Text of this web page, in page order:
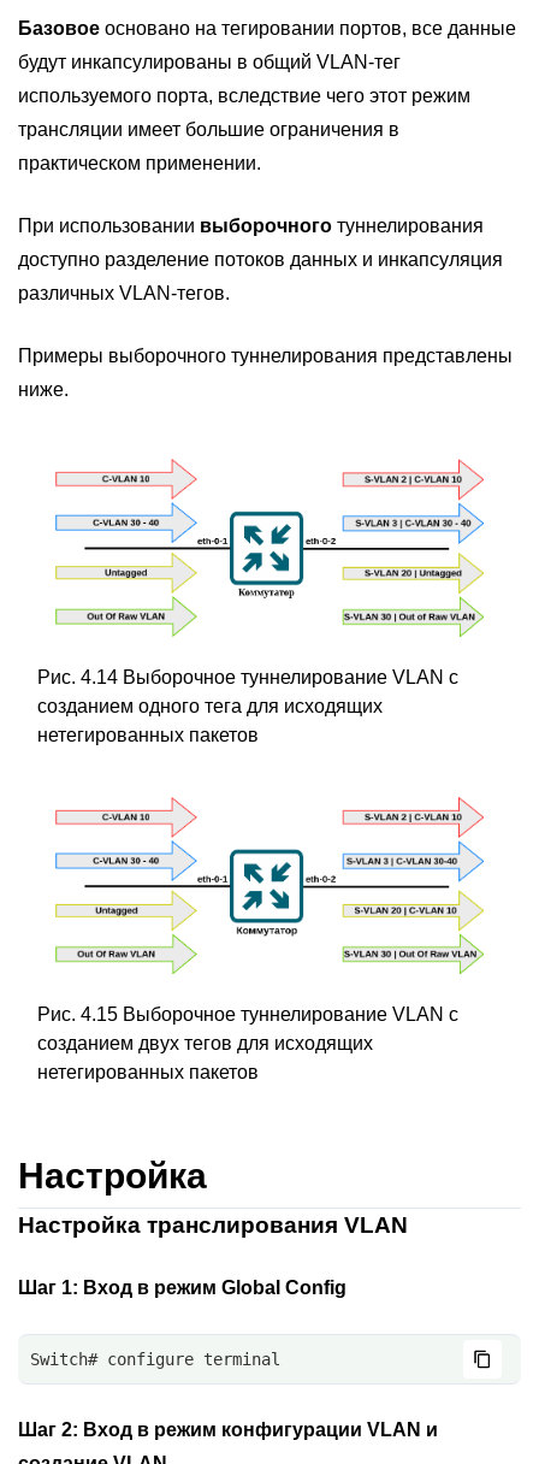
Базовое основано на тегировании портов, все данные
будут инкапсулированы в общий VLAN-тег
используемого порта, вследствие чего этот режим
трансляции имеет большие ограничения в
практическом применении.
При использовании выборочного туннелирования
доступно разделение потоков данных и инкапсуляция
различных VLAN-тегов.
Примеры выборочного туннелирования представлены
ниже.
Рис. 4.14 Выборочное туннелирование VLAN с
созданием одного тега для исходящих
нетегированных пакетов
Рис. 4.15 Выборочное туннелирование VLAN с
созданием двух тегов для исходящих
нетегированных пакетов
Настройка
Настройка транслирования VLAN
Шаг 1: Вход в режим Global Config
Switch# configure terminal
Шаг 2: Вход в режим конфигурации VLAN и